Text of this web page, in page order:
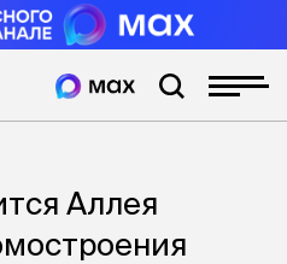
Аллея